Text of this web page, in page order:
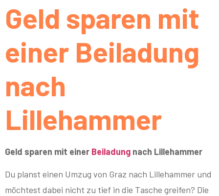
Geld sparen mit
einer Beiladung
nach
Lillehammer
Geld sparen mit einer Beiladung nach Lillehammer
Du planst einen Umzug von Graz nach Lillehammer und
möchtest dabei nicht zu tief in die Tasche greifen? Die